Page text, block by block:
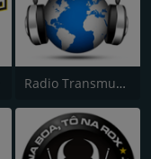
Radio Transmundial 60 70 80 e 90